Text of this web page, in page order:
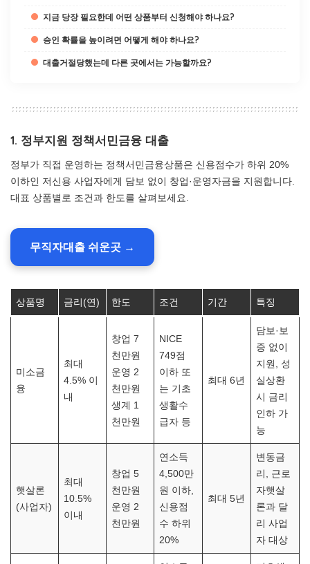
지금 당장 필요한데 어떤 상품부터 신청해야 하나요?
승인 확률을 높이려면 어떻게 해야 하나요?
대출거절당했는데 다른 곳에서는 가능할까요?
1. 정부지원 정책서민금융 대출
정부가 직접 운영하는 정책서민금융상품은 신용점수가 하위 20%
이하인 저신용 사업자에게 담보 없이 창업·운영자금을 지원합니다.
대표 상품별로 조건과 한도를 살펴보세요.
무직자대출 쉬운곳 →
상품명 금리(연) 한도 조건 기간 특징
미소금
융
최대
4.5% 이
내
창업 7
천만원
운영 2
천만원
생계 1
천만원
NICE
749점
이하 또
는 기초
생활수
급자 등
최대 6년
담보·보
증 없이
지원, 성
실상환
시 금리
인하 가
능
햇살론
(사업자)
최대
10.5%
이내
창업 5
천만원
운영 2
천만원
연소득
4,500만
원 이하,
신용점
수 하위
20%
최대 5년
변동금
리, 근로
자햇살
론과 달
리 사업
자 대상